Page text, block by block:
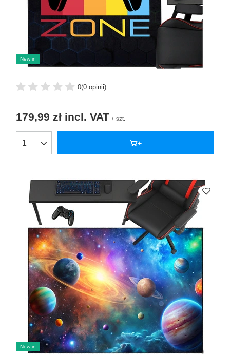
New in
0(0 opinii)
179,99 zł incl. VAT / szt.
New in